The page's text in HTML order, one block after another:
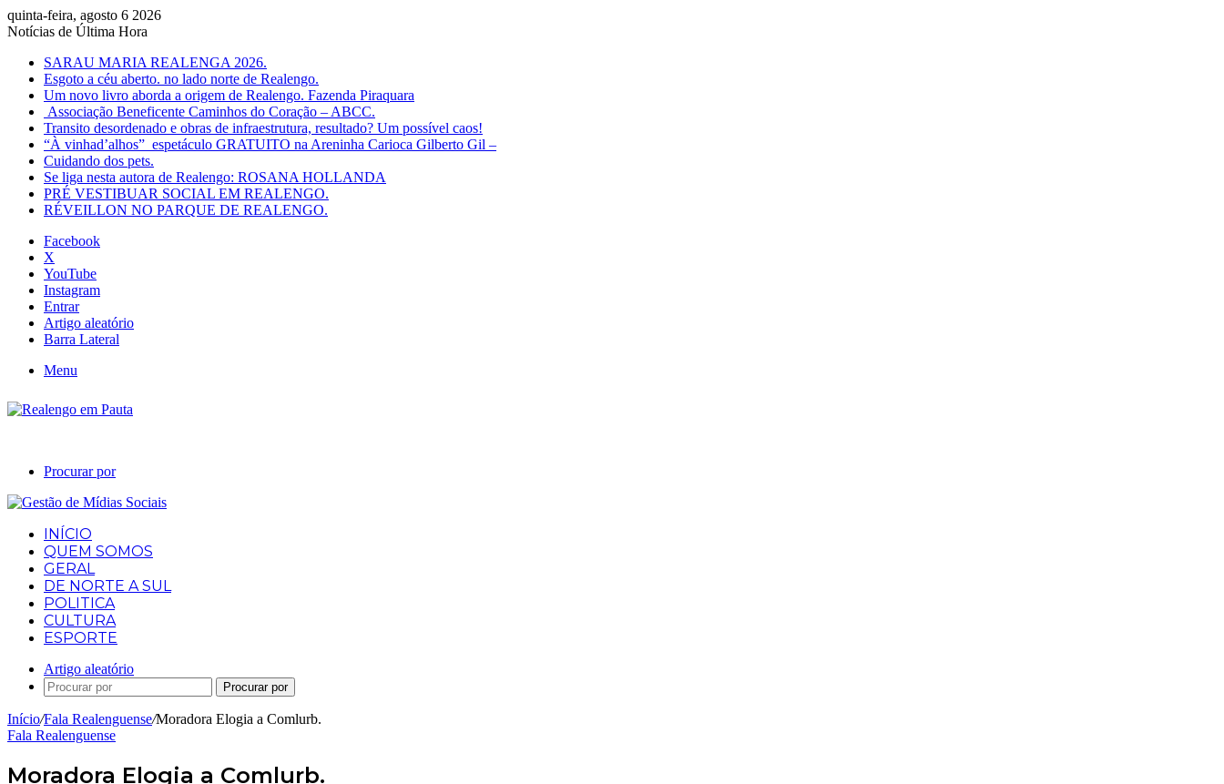
quinta-feira, agosto 6 2026
Notícias de Última Hora
SARAU MARIA REALENGA 2026.
Esgoto a céu aberto. no lado norte de Realengo.
Um novo livro aborda a origem de Realengo. Fazenda Piraquara
Associação Beneficente Caminhos do Coração – ABCC.
Transito desordenado e obras de infraestrutura, resultado? Um possível caos!
“À vinhad’alhos” espetáculo GRATUITO na Areninha Carioca Gilberto Gil –
Cuidando dos pets.
Se liga nesta autora de Realengo: ROSANA HOLLANDA
PRÉ VESTIBUAR SOCIAL EM REALENGO.
RÉVEILLON NO PARQUE DE REALENGO.
Facebook
X
YouTube
Instagram
Entrar
Artigo aleatório
Barra Lateral
Menu
Procurar por
INÍCIO
QUEM SOMOS
GERAL
DE NORTE A SUL
POLITICA
CULTURA
ESPORTE
Artigo aleatório
Procurar por
Início/Fala Realenguense/Moradora Elogia a Comlurb.
Fala Realenguense
Moradora Elogia a Comlurb.